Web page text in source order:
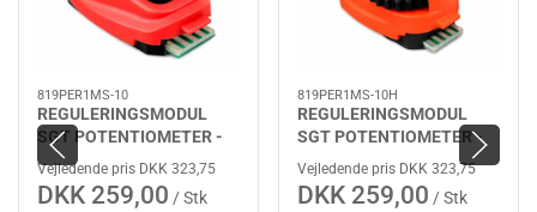
819PER1MS-10
REGULERINGSMODUL
SGT POTENTIOMETER -
VERTIKAL
Vejledende pris DKK 323,75
DKK 259,00 / Stk
819PER1MS-10H
REGULERINGSMODUL
SGT POTENTIOMETER -
HORISONTAL
Vejledende pris DKK 323,75
DKK 259,00 / Stk